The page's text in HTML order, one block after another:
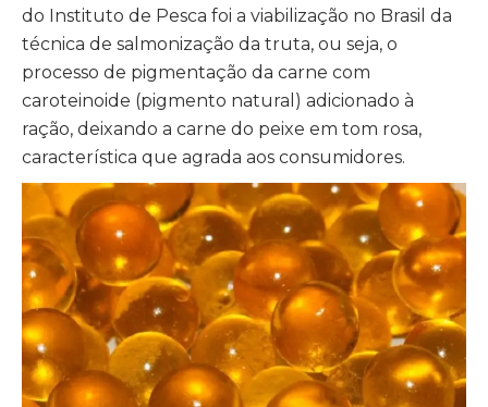
do Instituto de Pesca foi a viabilização no Brasil da
técnica de salmonização da truta, ou seja, o
processo de pigmentação da carne com
caroteinoide (pigmento natural) adicionado à
ração, deixando a carne do peixe em tom rosa,
característica que agrada aos consumidores.